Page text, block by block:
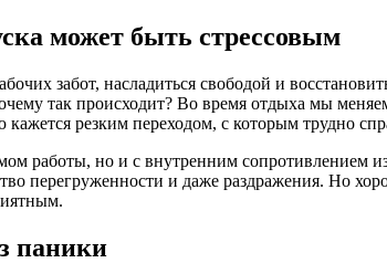
может быть стрессовым
забот, насладиться свободой и
так происходит? Во время отдыха мы
резким переходом, с которым трудно
работы, но и с внутренним
перегруженности и даже раздражения. Но
паники